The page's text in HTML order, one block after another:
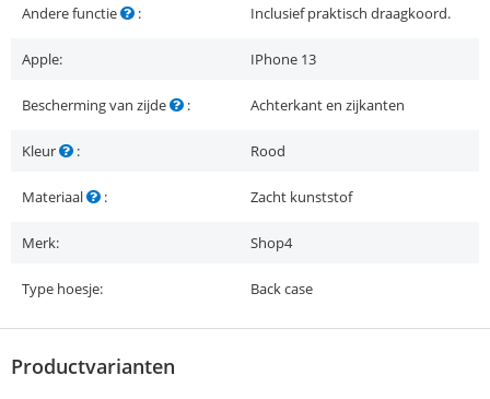
Andere functie : Inclusief praktisch draagkoord.
Apple: IPhone 13
Bescherming van zijde : Achterkant en zijkanten
Kleur : Rood
Materiaal : Zacht kunststof
Merk: Shop4
Type hoesje: Back case
Productvarianten